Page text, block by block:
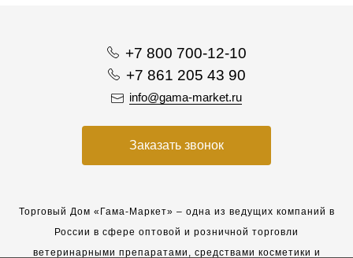
+7 800 700-12-10
+7 861 205 43 90
info@gama-market.ru
Заказать звонок
Торговый Дом «Гама-Маркет» – одна из ведущих компаний в
России в сфере оптовой и розничной торговли
ветеринарными препаратами, средствами косметики и